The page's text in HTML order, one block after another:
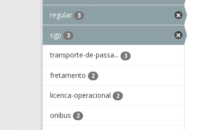
regular 3
sgp 3
transporte-de-passa... 3
fretamento 2
licenca-operacional 2
onibus 2